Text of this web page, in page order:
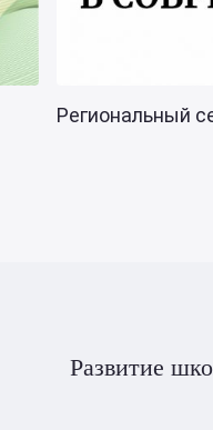
Региональный
Развитие